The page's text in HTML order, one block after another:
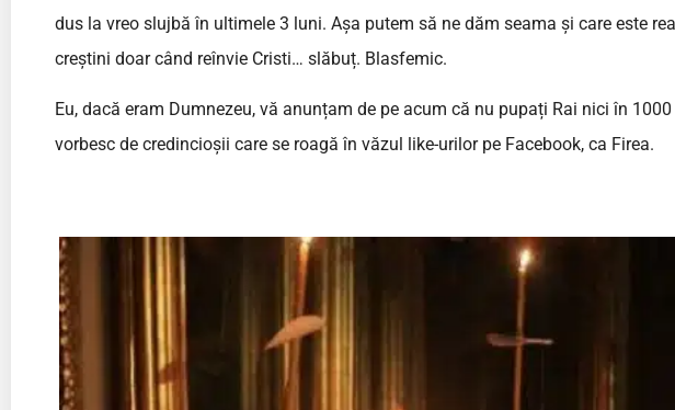
dus la vreo slujbă în ultimele 3 luni. Așa putem să ne dăm seama și care este
creștini doar când reînvie Cristi… slăbuț. Blasfemic.
Eu, dacă eram Dumnezeu, vă anunțam de pe acum că nu pupați Rai nici în
vorbesc de credincioșii care se roagă în văzul like-urilor pe Facebook, ca Firea.